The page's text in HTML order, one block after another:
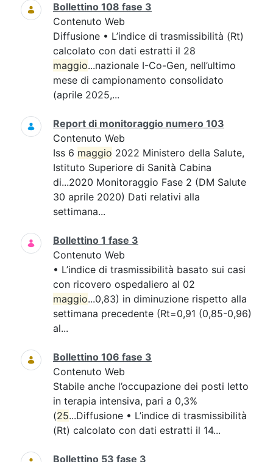
Bollettino 108 fase 3
Contenuto Web
Diffusione • L’indice di trasmissibilità (Rt)
calcolato con dati estratti il 28
maggio...nazionale I-Co-Gen, nell’ultimo
mese di campionamento consolidato
(aprile 2025,...
Report di monitoraggio numero 103
Contenuto Web
Iss 6 maggio 2022 Ministero della Salute,
Istituto Superiore di Sanità Cabina
di...2020 Monitoraggio Fase 2 (DM Salute
30 aprile 2020) Dati relativi alla
settimana...
Bollettino 1 fase 3
Contenuto Web
• L’indice di trasmissibilità basato sui casi
con ricovero ospedaliero al 02
maggio...0,83) in diminuzione rispetto alla
settimana precedente (Rt=0,91 (0,85-0,96)
al...
Bollettino 106 fase 3
Contenuto Web
Stabile anche l’occupazione dei posti letto
in terapia intensiva, pari a 0,3%
(25...Diffusione • L’indice di trasmissibilità
(Rt) calcolato con dati estratti il 14...
Bollettino 53 fase 3